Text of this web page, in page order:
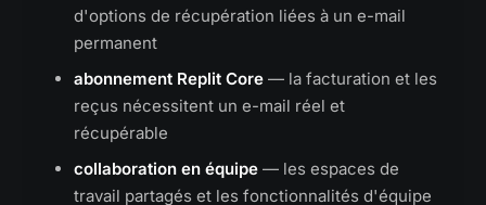
d'options de récupération liées à un e-mail
permanent
abonnement Replit Core — la facturation et les
reçus nécessitent un e-mail réel et
récupérable
collaboration en équipe — les espaces de
travail partagés et les fonctionnalités d'équipe